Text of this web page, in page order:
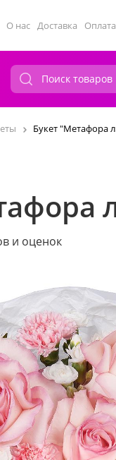
О нас Доставка Оплата
Букет "Метафора
и оценок